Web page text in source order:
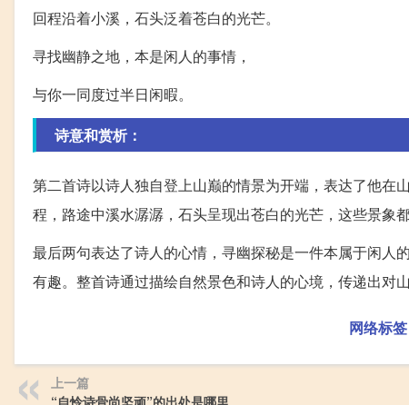
回程沿着小溪，石头泛着苍白的光芒。
寻找幽静之地，本是闲人的事情，
与你一同度过半日闲暇。
诗意和赏析：
第二首诗以诗人独自登上山巅的情景为开端，表达了他在
程，路途中溪水潺潺，石头呈现出苍白的光芒，这些景象
最后两句表达了诗人的心情，寻幽探秘是一件本属于闲人
有趣。整首诗通过描绘自然景色和诗人的心境，传递出对
网络标签
上一篇
“自怜诗骨尚坚顽”的出处是哪里